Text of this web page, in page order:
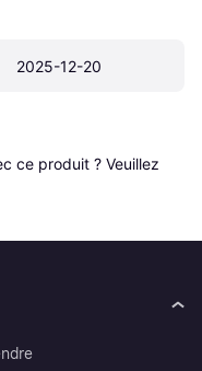
2025-12-20
ce produit ? Veuillez